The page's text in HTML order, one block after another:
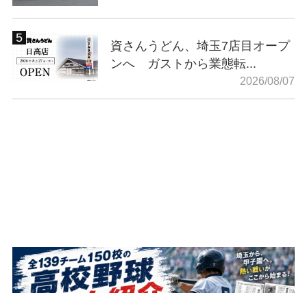
資さんうどん、埼玉7店目オープ
ンへ ガストから業態転...
2026/08/07